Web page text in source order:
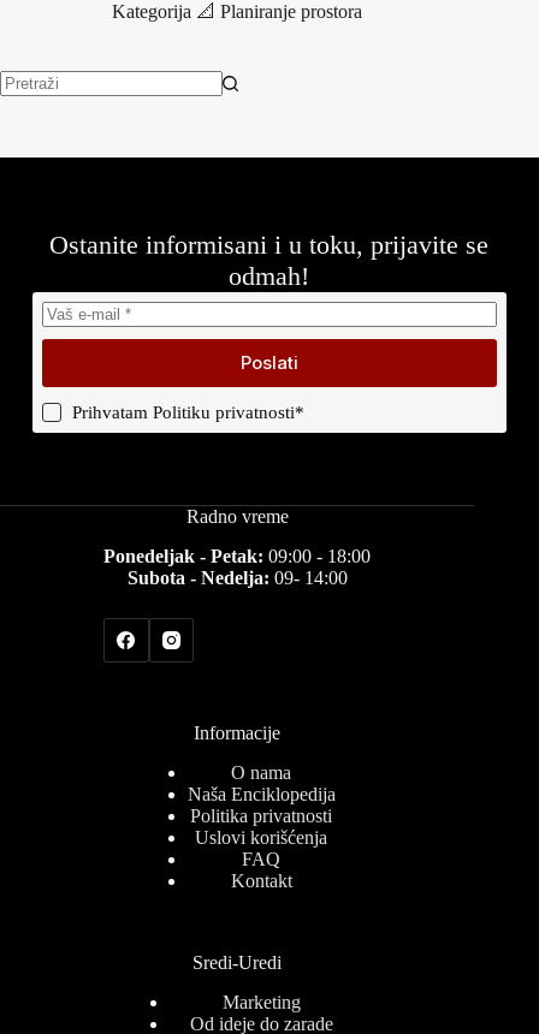
Kategorija 📐 Planiranje prostora
Ostanite informisani i u toku, prijavite se
odmah!
Poslati
PrihvatamPolitiku privatnosti*
Radno vreme
Ponedeljak - Petak: 09:00 - 18:00
Subota - Nedelja: 09- 14:00
Informacije
O nama
Naša Enciklopedija
Politika privatnosti
Uslovi korišćenja
FAQ
Kontakt
Sredi-Uredi
Marketing
Od ideje do zarade